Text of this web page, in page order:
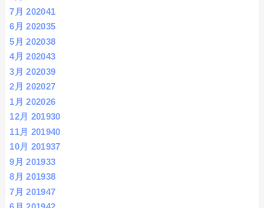
7月 202041
6月 202035
5月 202038
4月 202043
3月 202039
2月 202027
1月 202026
12月 201930
11月 201940
10月 201937
9月 201933
8月 201938
7月 201947